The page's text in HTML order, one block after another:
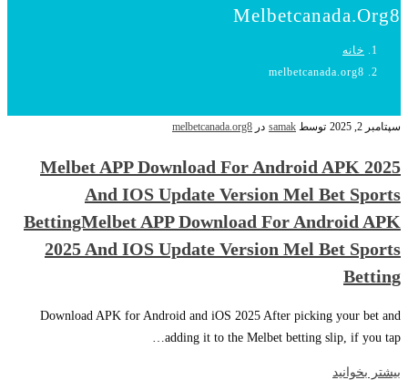
Melbetcanada.org8
خانه
melbetcanada.org8
سپتامبر 2, 2025 توسط samak در melbetcanada.org8
Melbet APP Download For Android APK 2025
And IOS Update Version Mel Bet Sports
BettingMelbet APP Download For Android APK
2025 And IOS Update Version Mel Bet Sports
Betting
Download APK for Android and iOS 2025 After picking your bet and
adding it to the Melbet betting slip, if you tap…
بیشتر بخوانید